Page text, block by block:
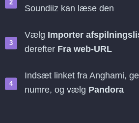
Soundiiz kan læse den
Vælg Importer
derefter Fra web-URL
Indsæt linket fra Anghami,
numre, og vælg Pandora